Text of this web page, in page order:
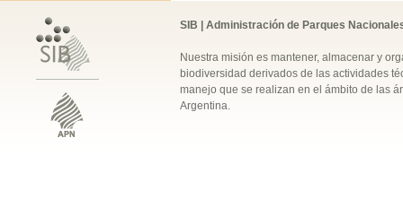
SIB | Administración de Parques
Nuestra misión es mantener, almacenar y
biodiversidad derivados de las actividades
manejo que se realizan en el ámbito de las
Argentina.